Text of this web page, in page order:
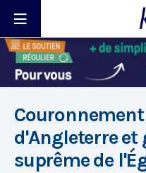
d'Angleterre et
suprême de